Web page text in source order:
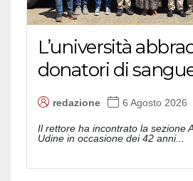
L’università
donatori di
redazione 6 Agosto 2026
Il rettore ha incontrato la sezione
Udine in occasione dei 42 anni...